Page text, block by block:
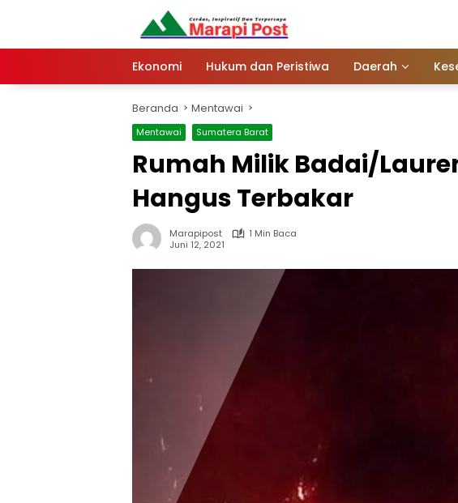
Ekonomi Hukum dan Peristiwa Daerah
Beranda Mentawai
Mentawai Sumatera Barat
Rumah Milik Badai/
Hangus Terbakar
Marapipost
1 Min Baca
Juni 12, 2021